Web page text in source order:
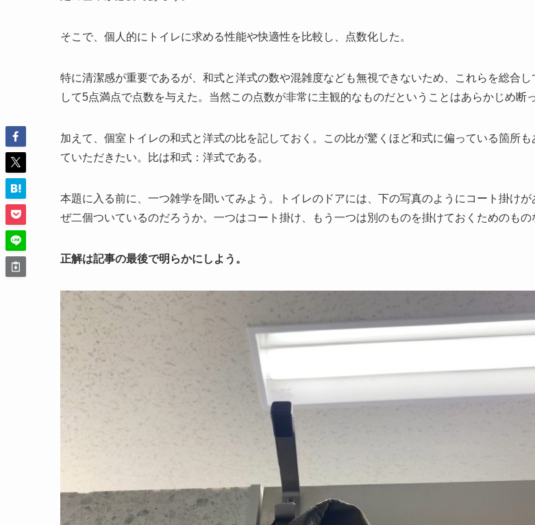
そこで、個人的にトイレに求める性能や快適性を比較し、点数化した。
特に清潔感が重要であるが、和式と洋式の数や混雑度なども無視できないため、これらを総合し
して5点満点で点数を与えた。当然この点数が非常に主観的なものだということはあらかじめ断
加えて、個室トイレの和式と洋式の比を記しておく。この比が驚くほど和式に偏っている箇所も
ていただきたい。比は和式：洋式である。
本題に入る前に、一つ雑学を聞いてみよう。トイレのドアには、下の写真のようにコート掛けが
ぜ二個ついているのだろうか。一つはコート掛け、もう一つは別のものを掛けておくためのもの
正解は記事の最後で明らかにしよう。